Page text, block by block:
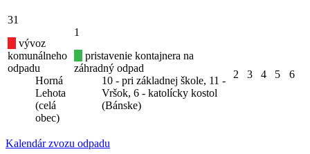
31
vývoz
komunálneho
odpadu
Horná
Lehota
(celá
obec)
1
pristavenie kontajnera na
záhradný odpad
10 - pri základnej škole, 11 -
Vršok, 6 - katolícky kostol
(Bánske)
2 3 4 5 6
Kalendár zvozu odpadu